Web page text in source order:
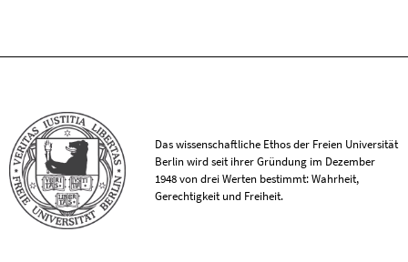
Das wissenschaftliche Ethos der Freien Universität
Berlin wird seit ihrer Gründung im Dezember
1948 von drei Werten bestimmt: Wahrheit,
Gerechtigkeit und Freiheit.